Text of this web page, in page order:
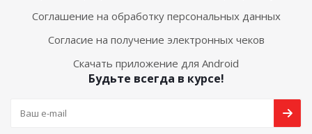
Соглашение на обработку персональных данных
Согласие на получение электронных чеков
Скачать приложение для Android
Будьте всегда в курсе!